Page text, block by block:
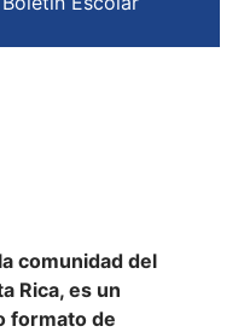
comunidad del
Rica, es un
formato de